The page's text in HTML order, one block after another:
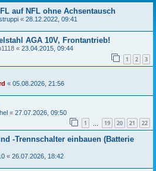
auf NFL ohne Achsentausch
« 28.12.2022, 09:41
AGA 10V, Frontantrieb!
« 23.04.2015, 09:44
1 2 3
« 05.08.2026, 21:56
« 27.07.2026, 09:50
1 19 20 21 22
-Trennschalter einbauen (Batterie
« 26.07.2026, 18:42